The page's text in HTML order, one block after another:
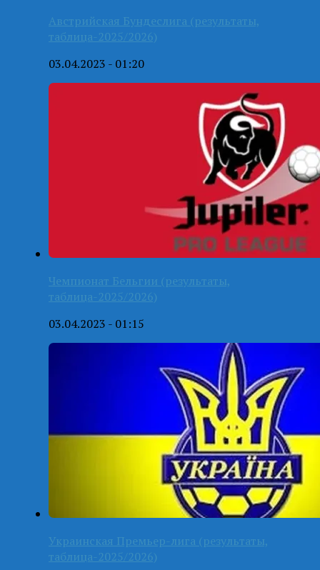
Австрийская Бундеслига (результаты,
таблица-2025/2026)
03.04.2023 - 01:20
Чемпионат Бельгии (результаты,
таблица-2025/2026)
03.04.2023 - 01:15
Украинская Премьер-лига (результаты,
таблица-2025/2026)